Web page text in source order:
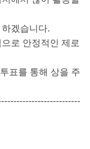
겠습니다.
로 안정적인 제로
표를 통해 상을 주